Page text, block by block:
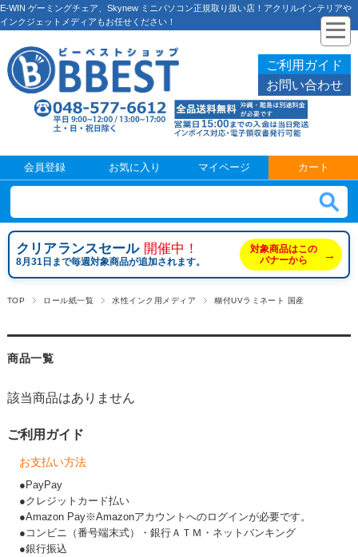
E-WIN ゲーミングチェア、Skynew ミニパソコン正規取り扱い店！アクリルインテリアや
インクジェットメディアもお任せください！
ご利用ガイド
お問い合わせ
会員登録 お気に入り マイページ カート
クリアランスセール 開催中！
8月31日まで毎週対象商品が追加されます。
対象商品はこの
バナーから
→
TOP ロール紙一覧 水性インク用メディア 糊付UVラミネート 国産
商品一覧
該当商品はありません
ご利用ガイド
お支払い方法
●PayPay
●クレジットカード払い
●Amazon Pay※Amazonアカウントへのログインが必要です。
●コンビニ（番号端末式）・銀行ＡＴＭ・ネットバンキング
●銀行振込